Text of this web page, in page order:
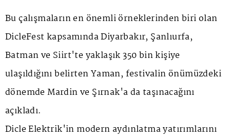
Bu çalışmaların en önemli örneklerinden biri olan
DicleFest kapsamında Diyarbakır, Şanlıurfa,
Batman ve Siirt'te yaklaşık 350 bin kişiye
ulaşıldığını belirten Yaman, festivalin önümüzdeki
dönemde Mardin ve Şırnak'a da taşınacağını
açıkladı.
Dicle Elektrik'in modern aydınlatma yatırımlarını